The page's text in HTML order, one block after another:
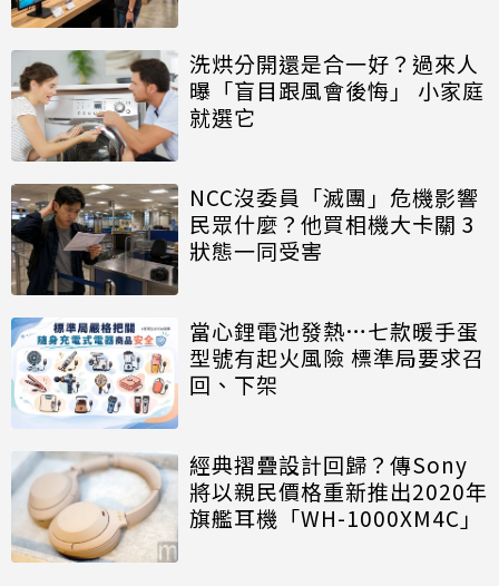
洗烘分開還是合一好？過來人
曝「盲目跟風會後悔」 小家庭
就選它
NCC沒委員「滅團」危機影響
民眾什麼？他買相機大卡關 3
狀態一同受害
當心鋰電池發熱…七款暖手蛋
型號有起火風險 標準局要求召
回、下架
經典摺疊設計回歸？傳Sony
將以親民價格重新推出2020年
旗艦耳機「WH-1000XM4C」